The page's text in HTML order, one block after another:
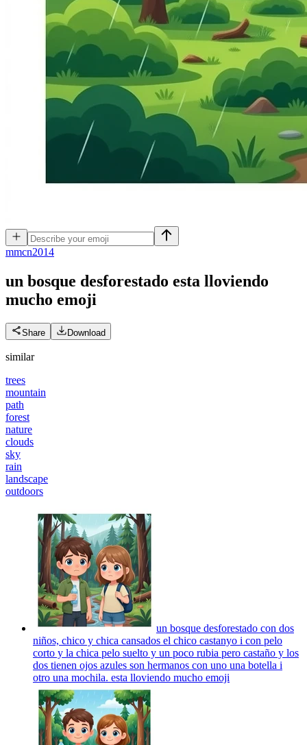
mmcn2014
un bosque desforestado esta lloviendo
mucho emoji
Share Download
similar
trees
mountain
path
forest
nature
clouds
sky
rain
landscape
outdoors
un bosque desforestado con dos
niños, chico y chica cansados el chico castanyo i con pelo
corto y la chica pelo suelto y un poco rubia pero castaño y los
dos tienen ojos azules son hermanos con uno una botella i
otro una mochila. esta lloviendo mucho emoji